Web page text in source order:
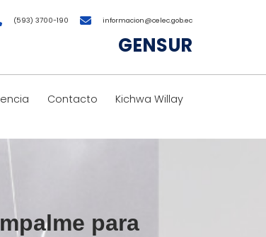
(593) 3700-190 informacion@celec.gob.ec
GENSUR
Contacto Kichwa Willay
para